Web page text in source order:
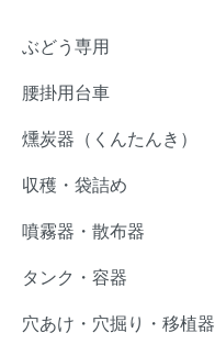
ぶどう専用
腰掛用台車
燻炭器（くんたんき）
収穫・袋詰め
噴霧器・散布器
タンク・容器
穴あけ・穴掘り・移植器